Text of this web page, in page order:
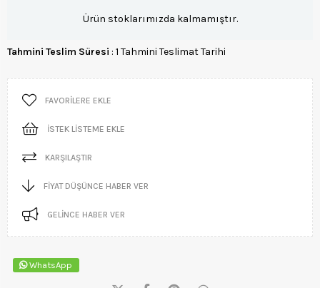
Ürün stoklarımızda kalmamıştır.
Tahmini Teslim Süresi : 1 Tahmini Teslimat Tarihi
FAVORILERE EKLE
İSTEK LISTEME EKLE
KARŞILAŞTIR
FIYAT DÜŞÜNCE HABER VER
GELINCE HABER VER
WhatsApp